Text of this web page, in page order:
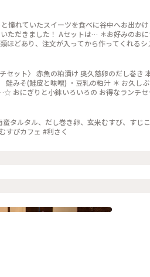
憧れていたスイーツを食べに谷中へお出か
ただきました！ Aセットは… ＊お好みのお
ほどあり、注文が入ってから作ってくれる
🤤 迷いに迷って、『炙りみそにぎり』と『
米や海苔、塩などの素材、炊き方にもこだ
』を選びました！ まろやかで優しい味で美
それでも、意外とお腹いっぱいになりました
ましたが、意外と混んでいて20分くらい待
🍙海外でも人気なのかな〜 : 📷:2025.3.7 Fri. :
を選べます #千駄木 #谷中 #東京 #milkのミル
セット〉 赤魚の粕漬け 奥久慈卵のだし巻き
みそ(鮭皮と味噌) ・豆乳の粕汁 ＊ お久し
おにぎりと小鉢いろいろの お得なランチ
魚の粕漬けやだし巻き 小松菜のお浸し ぬ
んおいしかったですが もっちり玄米がま
いしい！ またいただきたいと思います〜☆ #電車旅 #
タルタル、だし巻き卵、玄米むすび、すじ
すびカフェ #利さく